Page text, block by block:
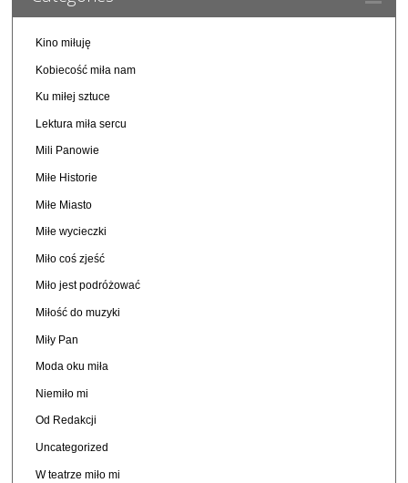
Kino miłuję
Kobiecość miła nam
Ku miłej sztuce
Lektura miła sercu
Mili Panowie
Miłe Historie
Miłe Miasto
Miłe wycieczki
Miło coś zjeść
Miło jest podróżować
Miłość do muzyki
Miły Pan
Moda oku miła
Niemiło mi
Od Redakcji
Uncategorized
W teatrze miło mi